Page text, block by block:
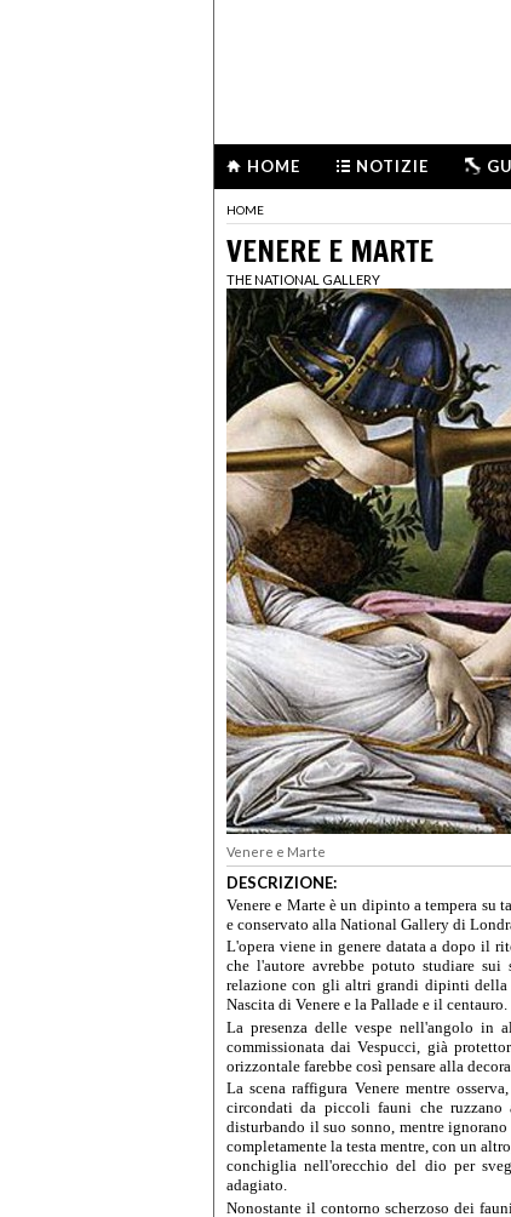
HOME NOTIZIE
HOME
VENERE E MARTE
THE NATIONAL GALLERY
Venere e Marte
DESCRIZIONE:
Venere e Marteè un dipinto atempera su
e conservato alla National Gallery di
L'opera viene in genere datata a dopo il
che l'autore avrebbe potuto studiare
relazione con gli altri grandi dipinti della
Nascita di Venere e la Pallade e il centauro.
La presenza delle vespe nell'angolo in
commissionata daiVespucci , già
orizzontale farebbe così pensare alla
La scena raffigura Venerementre
circondati da piccolifauni che
disturbando il suo sonno, mentre
completamente la testa mentre, con un
conchiglia nell'orecchio del dio per
adagiato.
Nonostante il contorno scherzoso dei